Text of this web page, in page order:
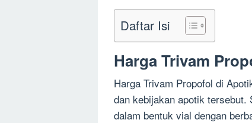
Daftar Isi
Harga Trivam
Harga Trivam Propofol di
dan kebijakan apotik tersebut.
dalam bentuk vial dengan